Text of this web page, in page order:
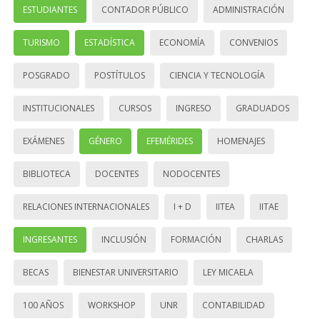
ESTUDIANTES CONTADOR PÚBLICO ADMINISTRACIÓN
TURISMO ESTADÍSTICA ECONOMÍA CONVENIOS
POSGRADO POSTÍTULOS CIENCIA Y TECNOLOGÍA
INSTITUCIONALES CURSOS INGRESO GRADUADOS
EXÁMENES GÉNERO EFEMÉRIDES HOMENAJES
BIBLIOTECA DOCENTES NODOCENTES
RELACIONES INTERNACIONALES I + D IITEA IITAE
INGRESANTES INCLUSIÓN FORMACIÓN CHARLAS
BECAS BIENESTAR UNIVERSITARIO LEY MICAELA
100 AÑOS WORKSHOP UNR CONTABILIDAD